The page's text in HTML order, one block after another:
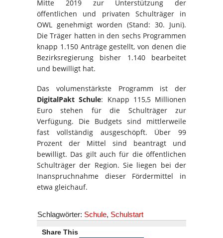
Mitte 2019 zur Unterstützung der
öffentlichen und privaten Schulträger in
OWL genehmigt worden (Stand: 30. Juni).
Die Träger hatten in den sechs Programmen
knapp 1.150 Anträge gestellt, von denen die
Bezirksregierung bisher 1.140 bearbeitet
und bewilligt hat.
Das volumenstärkste Programm ist der
DigitalPakt Schule: Knapp 115,5 Millionen
Euro stehen für die Schulträger zur
Verfügung. Die Budgets sind mittlerweile
fast vollständig ausgeschöpft. Über 99
Prozent der Mittel sind beantragt und
bewilligt. Das gilt auch für die öffentlichen
Schulträger der Region. Sie liegen bei der
Inanspruchnahme dieser Fördermittel in
etwa gleichauf.
Schlagwörter: Schule, Schulstart
Share This